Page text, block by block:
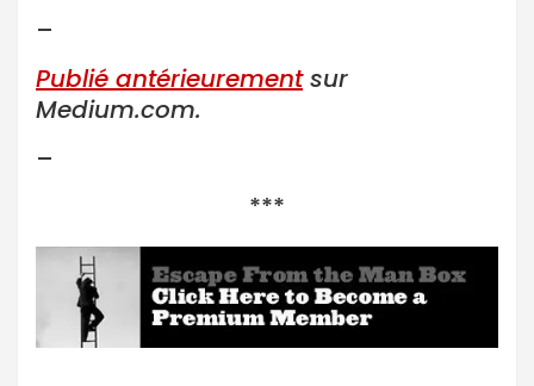
–
Publié antérieurementsur
Medium.com.
–
***